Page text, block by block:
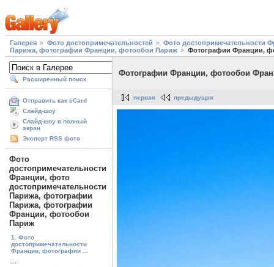
Галерея Фото достопримечательностей
Фото достопримечательности
Парижа, фотографии Франции, фотообои Париж
Фотографии Франции,
Расширенный поиск
Отправить как eCard
Слайд-шоу
Слайд-шоу в полный
экран
Экспорт RSS фото
Фото
достопримечательности
Франции, фото
достопримечательности
Парижа, фотографии
Парижа, фотографии
Франции, фотообои
Париж
1. Фото
достопримечательности
Франции, фотографии ...
Фотографии Франции, фотообои
первая предыдущая